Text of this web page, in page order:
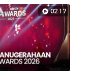
02:17